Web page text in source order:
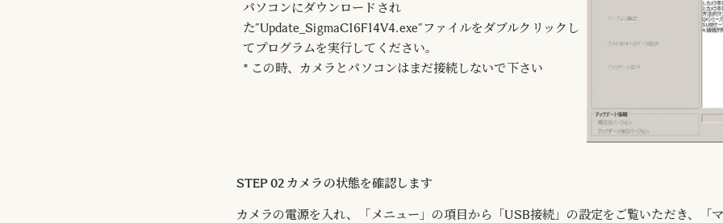
パソコンにダウンロードされ
た”Update_SigmaC16F14V4.exe”ファイルをダブルクリックし
てプログラムを実行してください。
* この時、カメラとパソコンはまだ接続しないで下さい
STEP 02 カメラの状態を確認します
カメラの電源を入れ、「メニュー」の項目から「USB接続」の設定をご覧いただき、「